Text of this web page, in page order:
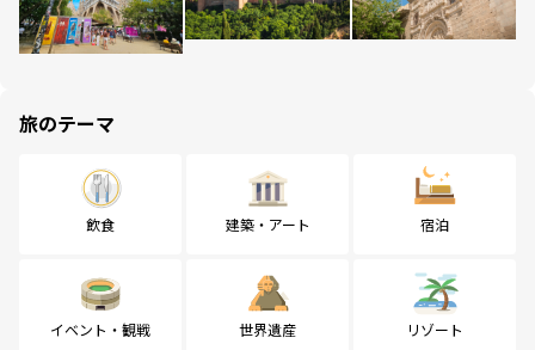
旅のテーマ
飲食 建築・アート 宿泊
イベント・観戦 世界遺産 リゾート